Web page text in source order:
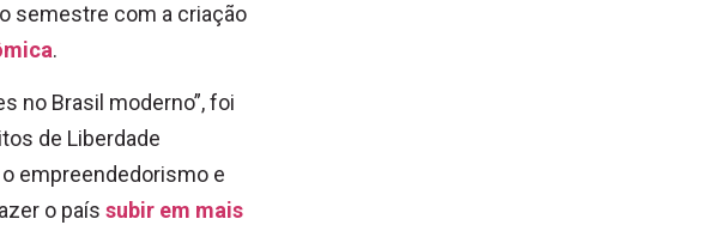
semestre com a criação
.
no Brasil moderno”, foi
de Liberdade
empreendedorismo e
o país subir em mais